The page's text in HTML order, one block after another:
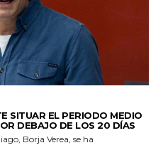
SITUAR EL PERIODO MEDIO
DEBAJO DE LOS 20 DÍAS
Borja Verea, se ha